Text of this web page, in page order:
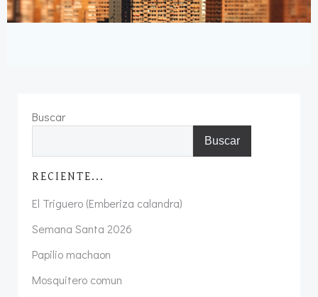
Buscar
Buscar
RECIENTE...
El Triguero (Emberiza calandra)
Semana Santa 2026
Papilio machaon
Mosquitero comun